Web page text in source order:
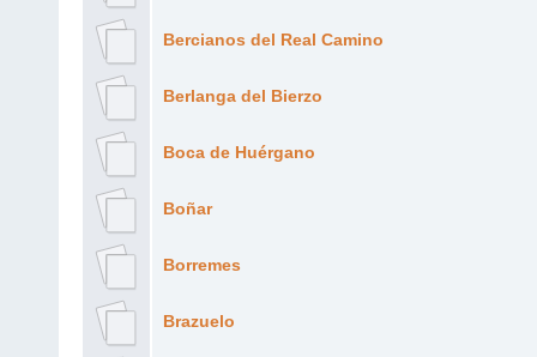
Bercianos del Real Camino
Berlanga del Bierzo
Boca de Huérgano
Boñar
Borremes
Brazuelo